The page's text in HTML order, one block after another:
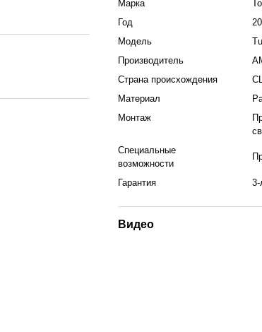
Марка
Год
Модель
Производитель
Страна происхождения
Материал
Монтаж
Специальные
возможности
Гарантия 3-
Видео